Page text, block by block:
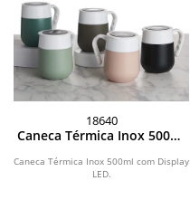
18640
Caneca Térmica Inox 500ml
Caneca Térmica Inox 500ml com Display
LED.